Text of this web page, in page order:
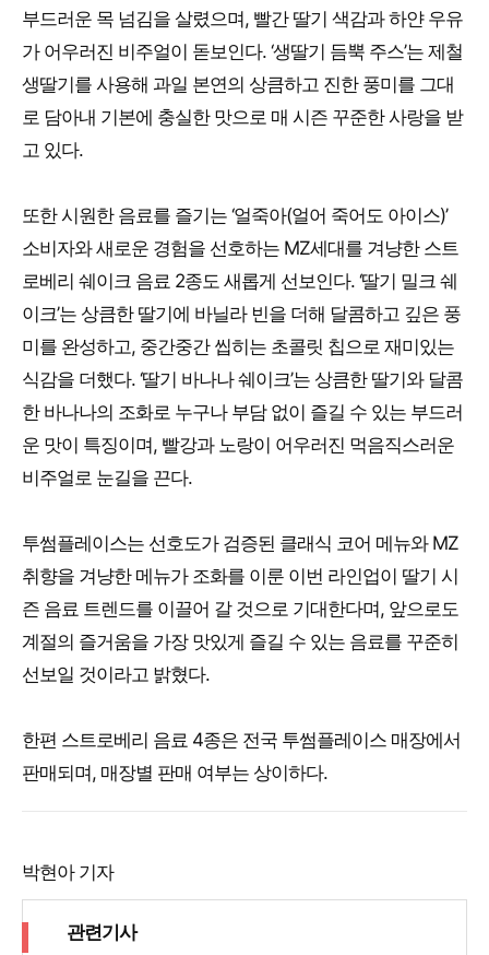
부드러운 목 넘김을 살렸으며, 빨간 딸기 색감과 하얀 우유
가 어우러진 비주얼이 돋보인다. ‘생딸기 듬뿍 주스’는 제철
생딸기를 사용해 과일 본연의 상큼하고 진한 풍미를 그대
로 담아내 기본에 충실한 맛으로 매 시즌 꾸준한 사랑을 받
고 있다.
또한 시원한 음료를 즐기는 ‘얼죽아(얼어 죽어도 아이스)’
소비자와 새로운 경험을 선호하는 MZ세대를 겨냥한 스트
로베리 쉐이크 음료 2종도 새롭게 선보인다. ‘딸기 밀크 쉐
이크’는 상큼한 딸기에 바닐라 빈을 더해 달콤하고 깊은 풍
미를 완성하고, 중간중간 씹히는 초콜릿 칩으로 재미있는
식감을 더했다. ‘딸기 바나나 쉐이크’는 상큼한 딸기와 달콤
한 바나나의 조화로 누구나 부담 없이 즐길 수 있는 부드러
운 맛이 특징이며, 빨강과 노랑이 어우러진 먹음직스러운
비주얼로 눈길을 끈다.
투썸플레이스는 선호도가 검증된 클래식 코어 메뉴와 MZ
취향을 겨냥한 메뉴가 조화를 이룬 이번 라인업이 딸기 시
즌 음료 트렌드를 이끌어 갈 것으로 기대한다며, 앞으로도
계절의 즐거움을 가장 맛있게 즐길 수 있는 음료를 꾸준히
선보일 것이라고 밝혔다.
한편 스트로베리 음료 4종은 전국 투썸플레이스 매장에서
판매되며, 매장별 판매 여부는 상이하다.
박현아 기자
관련기사